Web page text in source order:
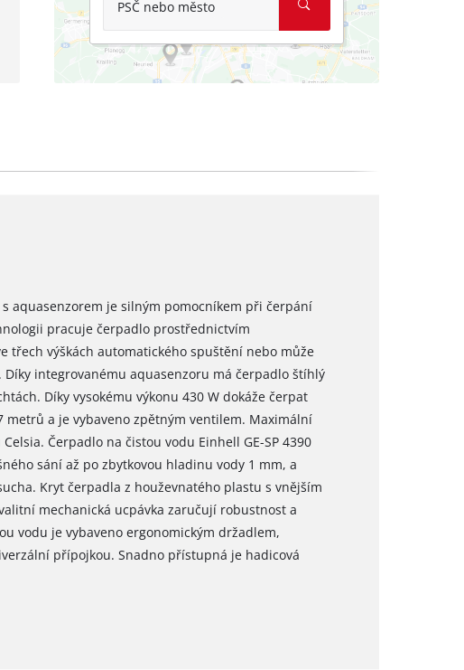
PSČ nebo město
s aquasenzorem je silným pomocníkem při čerpání
pracuje čerpadlo prostřednictvím
třech výškách automatického spuštění nebo může
integrovanému aquasenzoru má čerpadlo štíhlý
Díky vysokému výkonu 430 W dokáže čerpat
a je vybaveno zpětným ventilem. Maximální
Čerpadlo na čistou vodu Einhell GE-SP 4390
sání až po zbytkovou hladinu vody 1 mm, a
Kryt čerpadla z houževnatého plastu s vnějším
mechanická ucpávka zaručují robustnost a
vodu je vybaveno ergonomickým držadlem,
přípojkou. Snadno přístupná je hadicová